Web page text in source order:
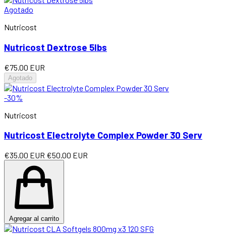
Agotado
Nutricost
Nutricost Dextrose 5lbs
€75.00 EUR
Agotado
-30%
Nutricost
Nutricost Electrolyte Complex Powder 30 Serv
€35.00 EUR €50.00 EUR
Agregar al carrito